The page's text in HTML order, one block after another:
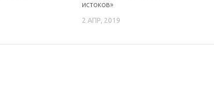
истоков»
2 АПР, 2019